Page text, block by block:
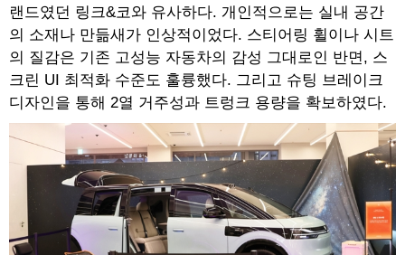
랜드였던 링크&코와 유사하다. 개인적으로는 실내 공간
의 소재나 만듦새가 인상적이었다. 스티어링 휠이나 시트
의 질감은 기존 고성능 자동차의 감성 그대로인 반면, 스
크린 UI 최적화 수준도 훌륭했다. 그리고 슈팅 브레이크
디자인을 통해 2열 거주성과 트렁크 용량을 확보하였다.